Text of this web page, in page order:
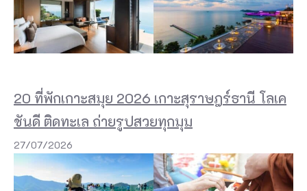
20 ที่พักเกาะสมุย 2026 เกาะสุราษฎร์ธานี โลเค
ชันดี ติดทะเล ถ่ายรูปสวยทุกมุม
27/07/2026